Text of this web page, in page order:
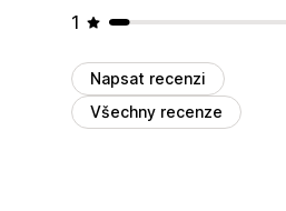
1
Napsat recenzi
Všechny recenze